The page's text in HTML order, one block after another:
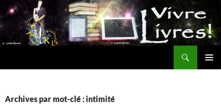
Aller
au
contenu
Archives par mot-clé : intimité